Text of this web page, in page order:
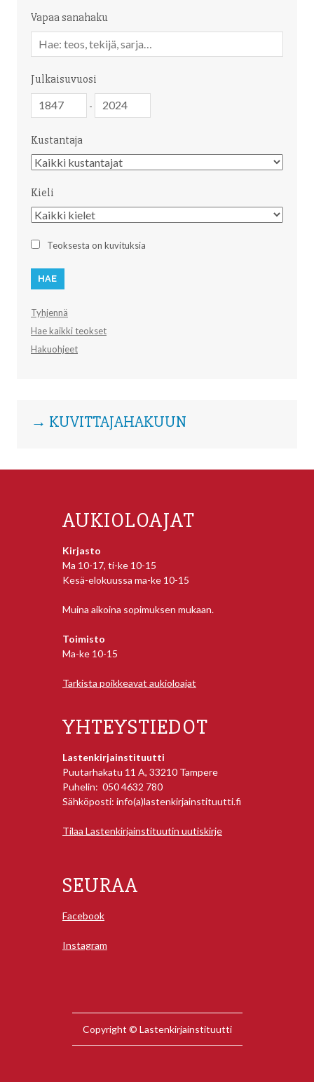
Vapaa sanahaku
sanahaku
Julkaisuvuosi
-
Kustantaja
Kustantaja
Kieli
Kieli
Teoksesta on kuvituksia
Tyhjennä
Hae kaikki teokset
Hakuohjeet
→ KUVITTAJAHAKUUN
AUKIOLOAJAT
Kirjasto
Ma 10-17, ti-ke 10-15
Kesä-elokuussa ma-ke 10-15
Muina aikoina sopimuksen mukaan.
Toimisto
Ma-ke 10-15
Tarkista poikkeavat aukioloajat
YHTEYSTIEDOT
Lastenkirjainstituutti
Puutarhakatu 11 A, 33210 Tampere
Puhelin: 050 4632 780
Sähköposti: info(a)lastenkirjainstituutti.fi
Tilaa Lastenkirjainstituutin uutiskirje
SEURAA
Facebook
Instagram
Copyright © Lastenkirjainstituutti